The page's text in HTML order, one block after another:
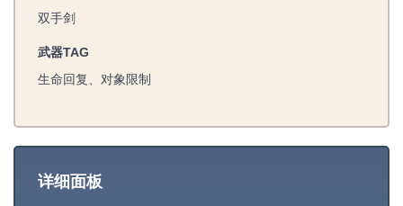
双手剑
武器TAG
生命回复、对象限制
详细面板